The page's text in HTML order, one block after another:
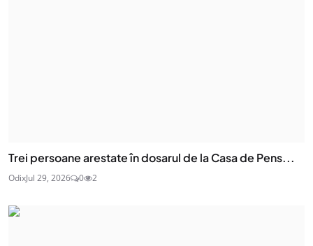
Trei persoane arestate în dosarul de la Casa de Pens...
OdixJul 29, 2026 0 2